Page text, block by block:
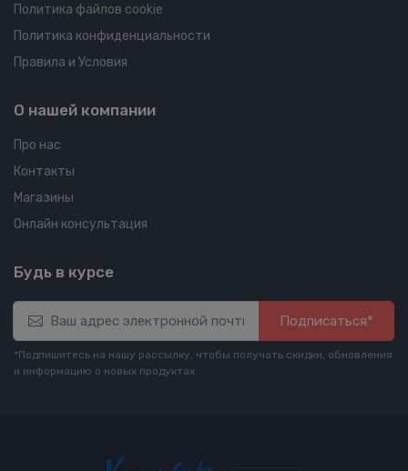
Политика файлов cookie
Политика конфиденциальности
Правила и Условия
О нашей компании
Про нас
Контакты
Магазины
Онлайн консультация
Будь в курсе
Подписаться*
*Подпишитесь на нашу рассылку, чтобы получать скидки, обновления
и информацию о новых продуктах